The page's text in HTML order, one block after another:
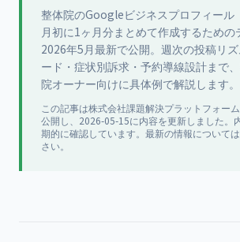
整体院のGoogleビジネスプロフィール
月初に1ヶ月分まとめて作成するための
2026年5月最新で公開。週次の投稿リ
ード・症状別訴求・予約導線設計まで
院オーナー向けに具体例で解説します。
この記事は株式会社課題解決プラットフォーム
公開し、2026-05-15に内容を更新しました。
期的に確認しています。最新の情報については
さい。